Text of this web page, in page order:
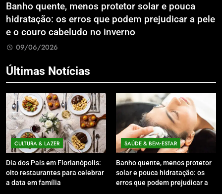
Banho quente, menos protetor solar e pouca
hidratação: os erros que podem prejudicar a pele
e o couro cabeludo no inverno
09/06/2026
Últimas Notícias
CULTURA & LAZER
Dia dos Pais em Florianópolis:
oito restaurantes para celebrar
a data em família
SAÚDE & BEM‑ESTAR
Banho quente, menos protetor
solar e pouca hidratação: os
erros que podem prejudicar a